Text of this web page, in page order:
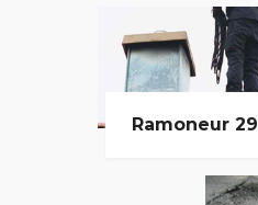
Ramoneur 29